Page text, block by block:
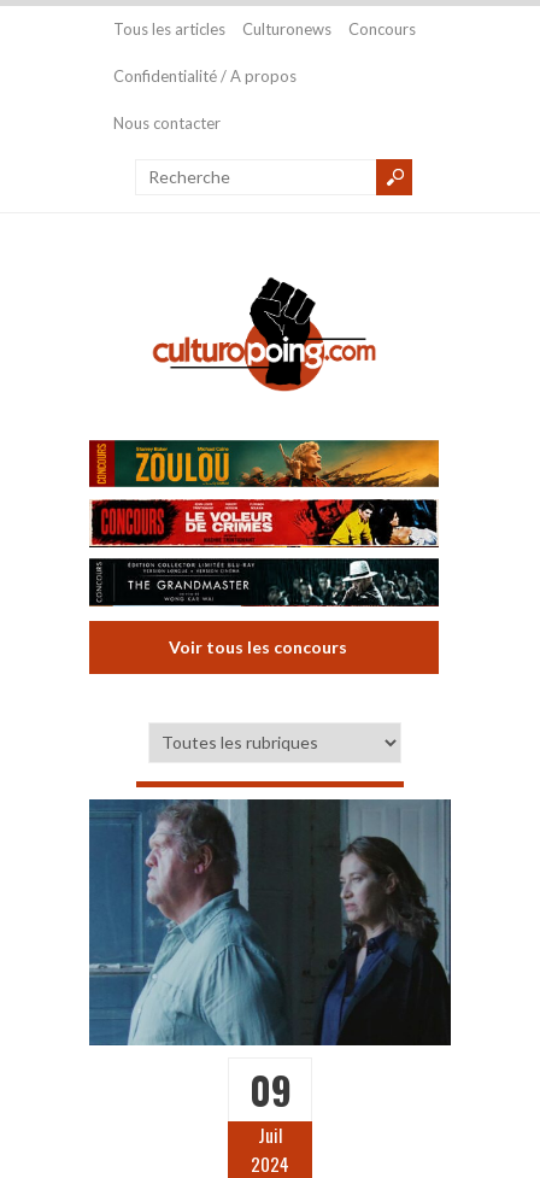
Tous les articles Culturonews Concours
Confidentialité / A propos
Nous contacter
Voir tous les concours
09
Juil
2024